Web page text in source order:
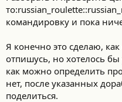
командировку и пока
Я конечно это сделаю,
отпишусь, но хотелось бы
как можно определить
нет, после указанных
поделиться.